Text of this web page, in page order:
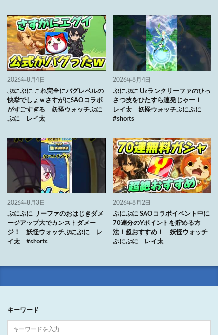
2026年8月4日
ぷにぷに これ完全にバグレベルの
快挙でしょｗさすがにSAOコラボ
がすごすぎる 妖怪ウォッチぷに
ぷに レイ太
2026年8月4日
ぷにぷに Uzランクリーファのひっ
さつ技をひたすら連発じゃー！
レイ太 妖怪ウォッチぷにぷに
#shorts
2026年8月3日
ぷにぷに リーファのおはじきダメ
ージアップ大でカンストダメー
ジ！ 妖怪ウォッチぷにぷに レ
イ太 #shorts
2026年8月2日
ぷにぷに SAOコラボイベント中に
70連分のYポイントを貯める方
法！超おすすめ！ 妖怪ウォッチ
ぷにぷに レイ太
キーワード